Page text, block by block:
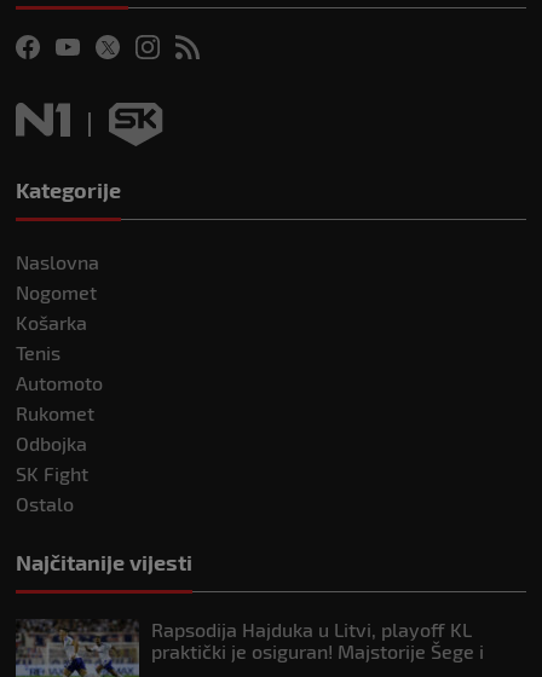
Kategorije
Naslovna
Nogomet
Košarka
Tenis
Automoto
Rukomet
Odbojka
SK Fight
Ostalo
Najčitanije vijesti
Rapsodija Hajduka u Litvi, playoff KL
praktički je osiguran! Majstorije Šege i